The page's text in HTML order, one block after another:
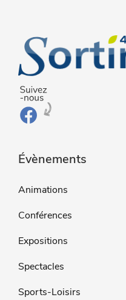
Évènements
Animations
Conférences
Expositions
Spectacles
Sports-Loisirs